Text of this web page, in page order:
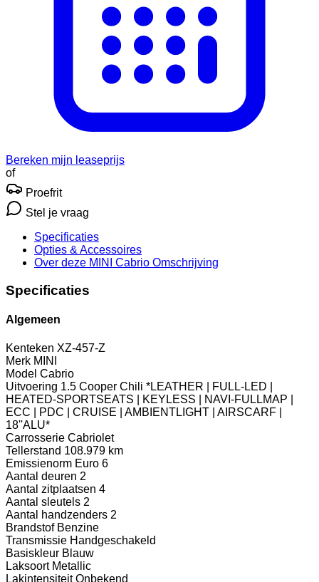
Bereken mijn leaseprijs
of
Proefrit
Stel je vraag
Specificaties
Opties & Accessoires
Over deze MINI Cabrio Omschrijving
Specificaties
Algemeen
Kenteken XZ-457-Z
Merk MINI
Model Cabrio
Uitvoering 1.5 Cooper Chili *LEATHER | FULL-LED |
HEATED-SPORTSEATS | KEYLESS | NAVI-FULLMAP |
ECC | PDC | CRUISE | AMBIENTLIGHT | AIRSCARF |
18''ALU*
Carrosserie Cabriolet
Tellerstand 108.979 km
Emissienorm Euro 6
Aantal deuren 2
Aantal zitplaatsen 4
Aantal sleutels 2
Aantal handzenders 2
Brandstof Benzine
Transmissie Handgeschakeld
Basiskleur Blauw
Laksoort Metallic
Lakintensiteit Onbekend